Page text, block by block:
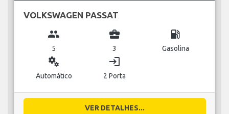
VOLKSWAGEN PASSAT
group
5
business_center
3
local_gas_station
Gasolina
miscellaneous_services
Automático
login
2 Porta
VER DETALHES...